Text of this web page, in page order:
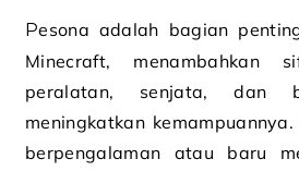
Pesona adalah bagian penting dari pengalaman
Minecraft, menambahkan
peralatan, senjata, dan
meningkatkan
berpengalaman atau baru